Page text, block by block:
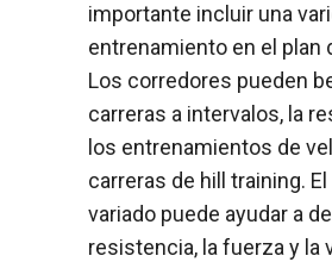
importante incluir una
entrenamiento en el plan
Los corredores pueden
carreras a intervalos, la
los entrenamientos de
carreras de hill training.
variado puede ayudar a
resistencia, la fuerza y la